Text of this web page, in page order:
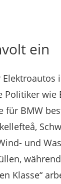
ein
wie
für BMW
und
Klasse“